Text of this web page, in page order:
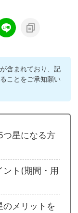
含まれており、記
ことをご承知願い
つ星になる方
ント(期間・用
メリットを